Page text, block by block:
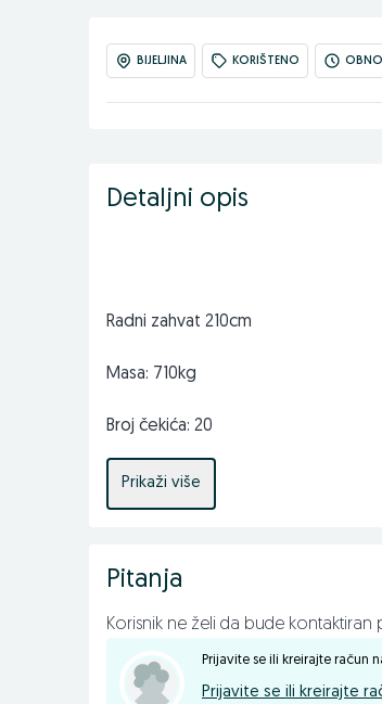
BIJELJINA KORIŠTENO
Detaljni opis
Radni zahvat 210cm
Masa: 710kg
Broj čekića: 20
Potrebna snaga traktora min: 55KS
Hidraulični pomak
📱 065/695-007
Prikaži više
Pitanja
Korisnik ne želi da bude kontaktiran
Prijavite se ili kreirajte račun
Prijavite se ili kreirajte